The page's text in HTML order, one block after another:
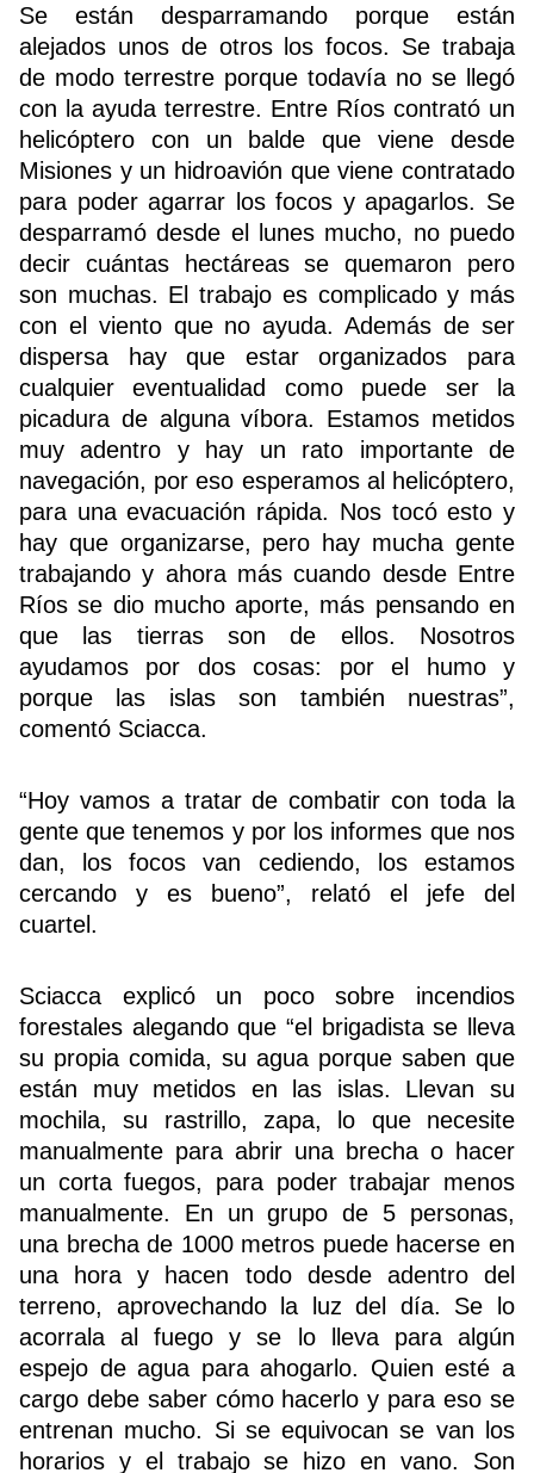
Se están desparramando porque están
alejados unos de otros los focos. Se trabaja
de modo terrestre porque todavía no se llegó
con la ayuda terrestre. Entre Ríos contrató un
helicóptero con un balde que viene desde
Misiones y un hidroavión que viene contratado
para poder agarrar los focos y apagarlos. Se
desparramó desde el lunes mucho, no puedo
decir cuántas hectáreas se quemaron pero
son muchas. El trabajo es complicado y más
con el viento que no ayuda. Además de ser
dispersa hay que estar organizados para
cualquier eventualidad como puede ser la
picadura de alguna víbora. Estamos metidos
muy adentro y hay un rato importante de
navegación, por eso esperamos al helicóptero,
para una evacuación rápida. Nos tocó esto y
hay que organizarse, pero hay mucha gente
trabajando y ahora más cuando desde Entre
Ríos se dio mucho aporte, más pensando en
que las tierras son de ellos. Nosotros
ayudamos por dos cosas: por el humo y
porque las islas son también nuestras”,
comentó Sciacca.
“Hoy vamos a tratar de combatir con toda la
gente que tenemos y por los informes que nos
dan, los focos van cediendo, los estamos
cercando y es bueno”, relató el jefe del
cuartel.
Sciacca explicó un poco sobre incendios
forestales alegando que “el brigadista se lleva
su propia comida, su agua porque saben que
están muy metidos en las islas. Llevan su
mochila, su rastrillo, zapa, lo que necesite
manualmente para abrir una brecha o hacer
un corta fuegos, para poder trabajar menos
manualmente. En un grupo de 5 personas,
una brecha de 1000 metros puede hacerse en
una hora y hacen todo desde adentro del
terreno, aprovechando la luz del día. Se lo
acorrala al fuego y se lo lleva para algún
espejo de agua para ahogarlo. Quien esté a
cargo debe saber cómo hacerlo y para eso se
entrenan mucho. Si se equivocan se van los
horarios y el trabajo se hizo en vano. Son